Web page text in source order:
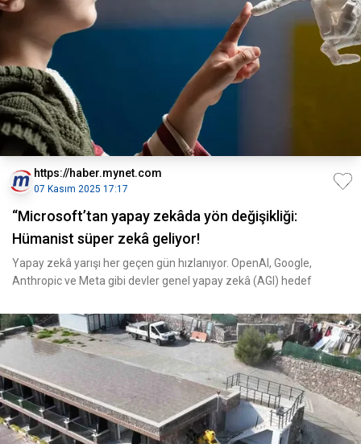
https://haber.mynet.com
07 Kasım 2025 17:17
“Microsoft’tan yapay zekâda yön değişikliği:
Hümanist süper zekâ geliyor!
Yapay zekâ yarışı her geçen gün hızlanıyor. OpenAI, Google,
Anthropic ve Meta gibi devler genel yapay zekâ (AGI) hedef